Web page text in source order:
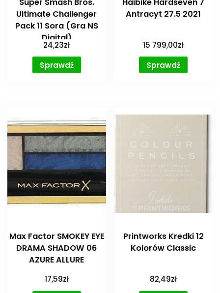
Ultimate Challenger
Pack 11 Sora (Gra NS
Digital)
24,23zł
Sprawdź
Antracyt 27.5 2021
15 799,00zł
Sprawdź
Max Factor SMOKEY EYE
DRAMA SHADOW 06
AZURE ALLURE
17,59zł
Printworks Kredki 12
Kolorów Classic
82,49zł